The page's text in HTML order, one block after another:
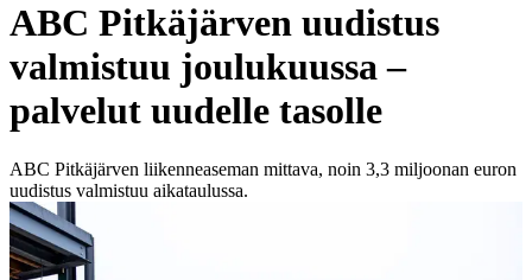
ABC Pitkäjärven uudistus
valmistuu joulukuussa –
palvelut uudelle tasolle
ABC Pitkäjärven liikenneaseman mittava, noin 3,3 miljoonan euron
uudistus valmistuu aikataulussa.